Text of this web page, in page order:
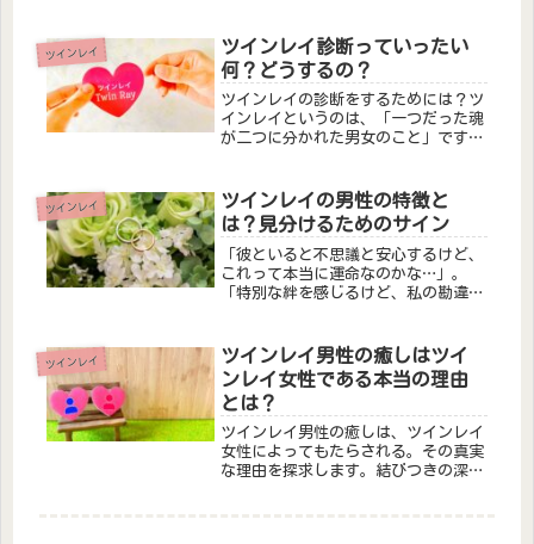
ツインレイ
ツインレイ診断っていったい
何？どうするの？
ツインレイの診断をするためには？ツ
インレイというのは、「一つだった魂
が二つに分かれた男女のこと」です。
す。お互いに、もともと魂が一つだっ
たことから、欠けた部分を補うことが
でき...
ツインレイ
ツインレイの男性の特徴と
は？見分けるためのサイン
「彼といると不思議と安心するけど、
これって本当に運命なのかな…」。
「特別な絆を感じるけど、私の勘違い
しょう。魂の片割れともいわれるツイ
ンレイとの出会いは、人生における特
別な...
ツインレイ
ツインレイ男性の癒しはツイ
ンレイ女性である本当の理由
とは？
ツインレイ男性の癒しは、ツインレイ
女性によってもたらされる。その真実
な理由を探求します。結びつきの深さ